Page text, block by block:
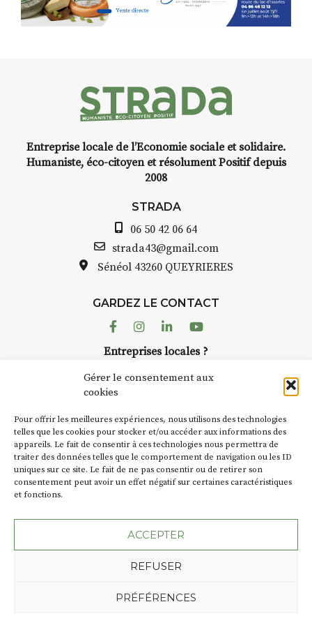
Gérer le consentement aux
cookies
Pour offrir les meilleures expériences, nous utilisons des technologies
telles que les cookies pour stocker et/ou accéder aux informations des
appareils. Le fait de consentir à ces technologies nous permettra de
traiter des données telles que le comportement de navigation ou les ID
uniques sur ce site. Le fait de ne pas consentir ou de retirer son
consentement peut avoir un effet négatif sur certaines caractéristiques
et fonctions.
ACCEPTER
REFUSER
PRÉFÉRENCES
d’Auzon, cette expo-
installation temporaire vous
INTERVIEW
avez ouvert une galerie à
Auzon…
Bernard TURLE Le Fumoir n’est
pas une galerie permanente.
AuzonToujours organise
dans le village. Des artistes et
caves, les granges d’Auzon. Le
Fumoir est l’un de ces espaces
d’autres activités culturelles de
la Petite Cité de Caractère. Par
exemple, l’installationCochon
Charbons’inscrit comme en
« off » du festival d’Auzon 2026
SA D’où vient le nom :Fumoir?
BT C’est le terme employé dans
les actes de propriété du lieu.
c’était un saloir et
Entreprise locale de l’Economie sociale et solidaire.
Humaniste, éco-citoyen et résolument Positif depuis
2008
STRADA
06 50 42 06 64
strada43@gmail.com
Sénéol 43260 QUEYRIERES
GARDEZ LE CONTACT
FacebookInstagram
LinkedinYoutube
Entreprises locales ?
Suivez toute l'actu de Strada
Politique de confidentialité